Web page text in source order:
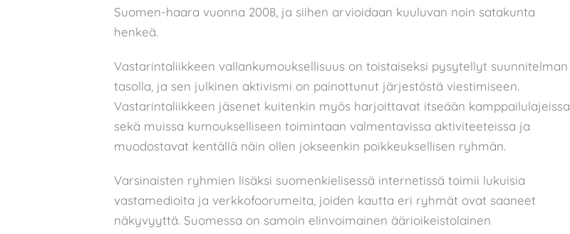
Suomen-haara vuonna 2008, ja siihen arvioidaan kuuluvan noin satakunta
henkeä.
Vastarintaliikkeen vallankumouksellisuus on toistaiseksi pysytellyt suunnitelman
tasolla, ja sen julkinen aktivismi on painottunut järjestöstä viestimiseen.
Vastarintaliikkeen jäsenet kuitenkin myös harjoittavat itseään kamppailulajeissa
sekä muissa kumoukselliseen toimintaan valmentavissa aktiviteeteissa ja
muodostavat kentällä näin ollen jokseenkin poikkeuksellisen ryhmän.
Varsinaisten ryhmien lisäksi suomenkielisessä internetissä toimii lukuisia
vastamedioita ja verkkofoorumeita, joiden kautta eri ryhmät ovat saaneet
näkyvyyttä. Suomessa on samoin elinvoimainen äärioikeistolainen